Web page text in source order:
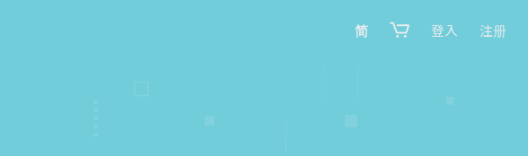
简 登入 注册